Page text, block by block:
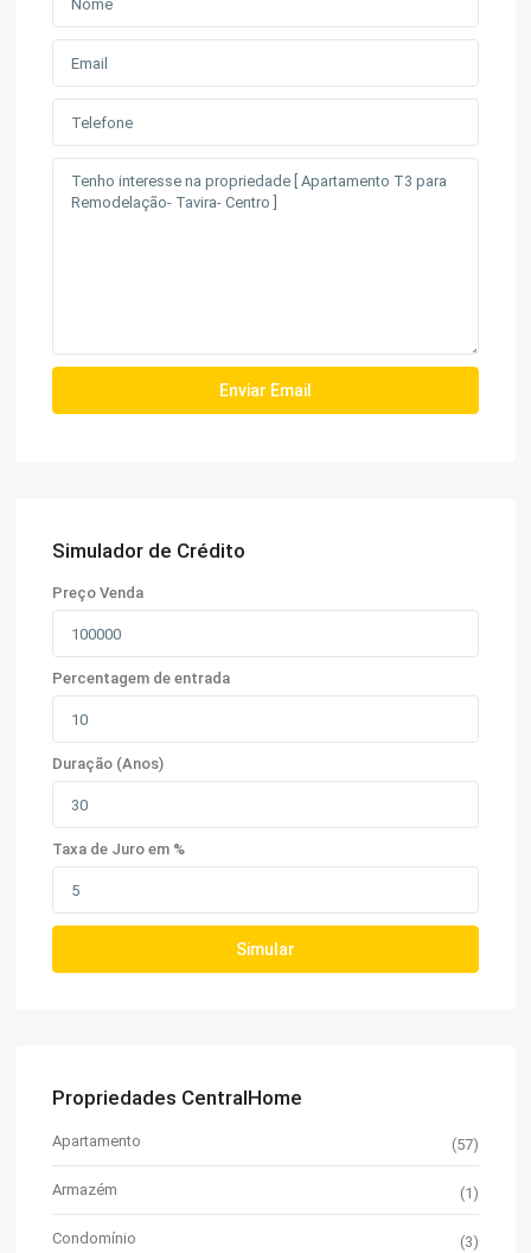
Simulador de Crédito
Preço Venda
Percentagem de entrada
Duração (Anos)
Taxa de Juro em %
Simular
Propriedades CentralHome
Apartamento (57)
Armazém (1)
Condomínio (3)